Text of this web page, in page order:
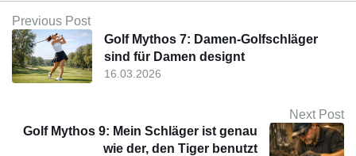
Previous Post
16.03.2026
Golf Mythos 7: Damen-Golfschläger
sind für Damen designt
Next Post
Golf Mythos 9: Mein Schläger ist genau
wie der, den Tiger benutzt